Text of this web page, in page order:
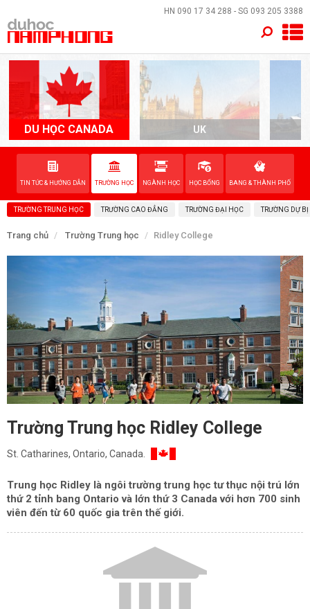
HN 090 17 34 288 - SG 093 205 3388
DU HỌC CANADA UK
TIN TỨC & HƯỚNG DẪN TRƯỜNG HỌC NGÀNH HỌC HỌC BỔNG BANG & THÀNH PHỐ
TRƯỜNG TRUNG HỌC TRƯỜNG CAO ĐẲNG TRƯỜNG ĐẠI HỌC TRƯỜNG DỰ BỊ
Trang chủ Trường Trung học Ridley College
Trường Trung học Ridley College
St. Catharines, Ontario, Canada.
Trung học Ridley là ngôi trường trung học tư thục nội trú lớn
thứ 2 tỉnh bang Ontario và lớn thứ 3 Canada với hơn 700 sinh
viên đến từ 60 quốc gia trên thế giới.
×
TRANG CHỦ
QUỐC GIA
EVENTS
DỊCH VỤ
VỀ NAM PHONG